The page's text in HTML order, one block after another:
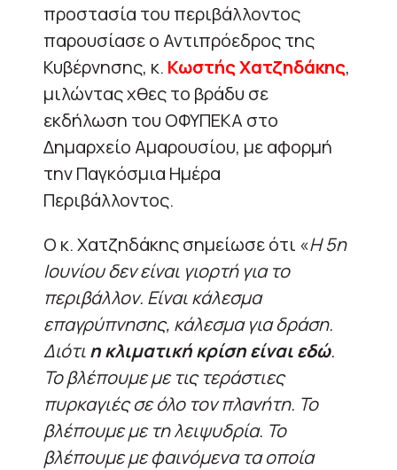
προστασία του περιβάλλοντος
παρουσίασε ο Αντιπρόεδρος της
Κυβέρνησης, κ. Κωστής Χατζηδάκης,
μιλώντας χθες το βράδυ σε
εκδήλωση του ΟΦΥΠΕΚΑ στο
Δημαρχείο Αμαρουσίου, με αφορμή
την Παγκόσμια Ημέρα
Περιβάλλοντος.
Ο κ. Χατζηδάκης σημείωσε ότι «Η 5η
Ιουνίου δεν είναι γιορτή για το
περιβάλλον. Είναι κάλεσμα
επαγρύπνησης, κάλεσμα για δράση.
Διότιη κλιματική κρίση είναι εδώ.
Το βλέπουμε με τις τεράστιες
πυρκαγιές σε όλο τον πλανήτη. Το
βλέπουμε με τη λειψυδρία. Το
βλέπουμε με φαινόμενα τα οποία